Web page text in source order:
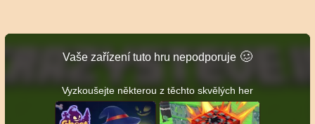
Vaše zařízení tuto hru nepodporuje 🥴️
Vyzkoušejte některou z těchto skvělých her